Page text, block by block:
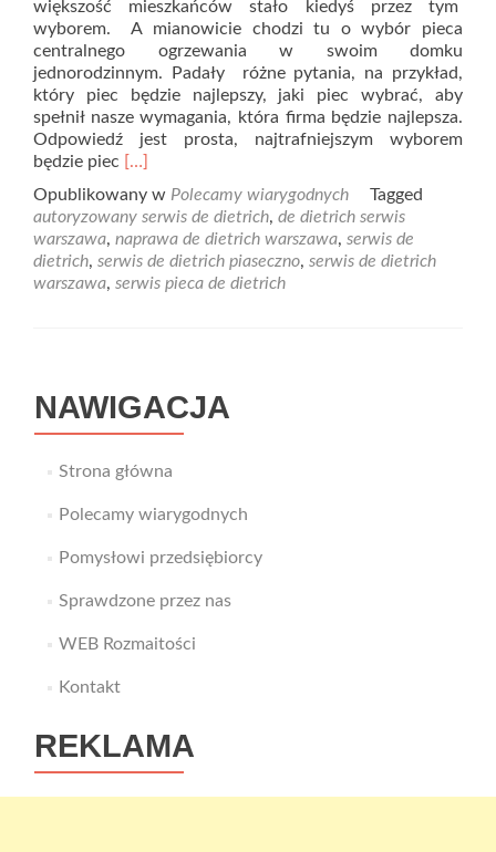
większość mieszkańców stało kiedyś przez tym
wyborem. A mianowicie chodzi tu o wybór pieca
centralnego ogrzewania w swoim domku
jednorodzinnym. Padały różne pytania, na przykład,
który piec będzie najlepszy, jaki piec wybrać, aby
spełnił nasze wymagania, która firma będzie najlepsza.
Odpowiedź jest prosta, najtrafniejszym wyborem
będzie piec Read
about
Naprawa
de
Dietrich
–
[…]
Opublikowany w Polecamy wiarygodnych
Tagged
autoryzowany serwis de dietrich, de dietrich serwis
warszawa, naprawa de dietrich warszawa, serwis de
dietrich, serwis de dietrich piaseczno, serwis de dietrich
warszawa, serwis pieca de dietrich
NAWIGACJA
Strona główna
Polecamy wiarygodnych
Pomysłowi przedsiębiorcy
Sprawdzone przez nas
WEB Rozmaitości
Kontakt
REKLAMA